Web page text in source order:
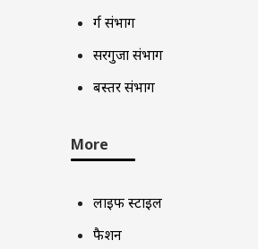
दुर्ग संभाग
सरगुजा संभाग
बस्तर संभाग
More
लाइफ स्टाइल
फैशन